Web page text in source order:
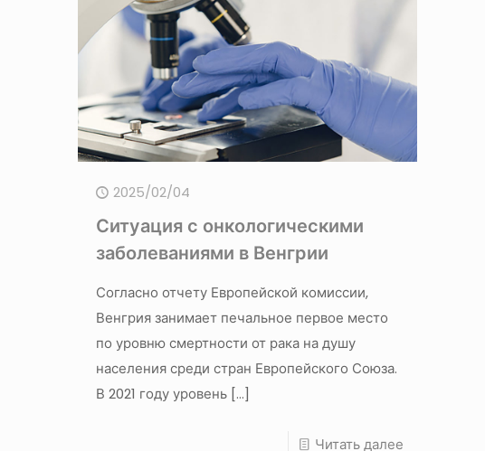
2025/02/04
Ситуация с онкологическими
заболеваниями в Венгрии
Согласно отчету Европейской комиссии,
Венгрия занимает печальное первое место
по уровню смертности от рака на душу
населения среди стран Европейского Союза.
В 2021 году уровень[…]
Читать далее